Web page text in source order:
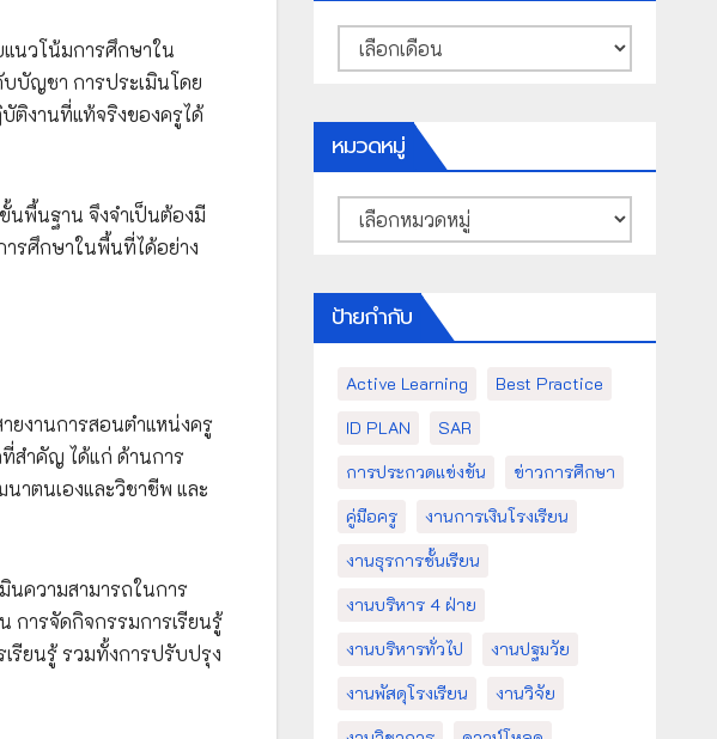
นวโน้มการศึกษาใน
บัญชา การประเมินโดย
ติงานที่แท้จริงของครูได้
พื้นฐาน จึงจำเป็นต้องมี
รศึกษาในพื้นที่ได้อย่าง
ยงานการสอนตำแหน่งครู
สำคัญ ได้แก่ ด้านการ
าตนเองและวิชาชีพ และ
นความสามารถในการ
การจัดกิจกรรมการเรียนรู้
เรียนรู้ รวมทั้งการปรับปรุง
คลัง
เก็บ
หมวดหมู่
หมวด
หมู่
ป้ายกำกับ
Active Learning
Best Practice
ID PLAN
SAR
การประกวดแข่งขัน
ข่าวการศึกษา
คู่มือครู
งานการเงินโรงเรียน
งานธุรการชั้นเรียน
งานบริหาร 4 ฝ่าย
งานบริหารทั่วไป
งานปฐมวัย
งานพัสดุโรงเรียน
งานวิจัย